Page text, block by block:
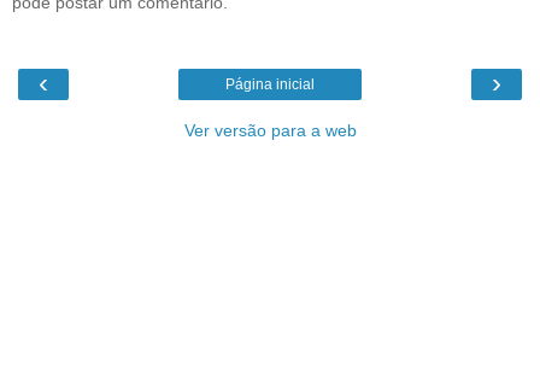
‹ ›
Página inicial
Ver versão para a web